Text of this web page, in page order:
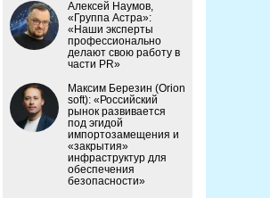
Алексей Наумов,
«Группа Астра»:
«Наши эксперты
профессионально
делают свою работу в
части PR»
Максим Березин (Orion
soft): «Российский
рынок развивается
под эгидой
импортозамещения и
«закрытия»
инфраструктур для
обеспечения
безопасности»